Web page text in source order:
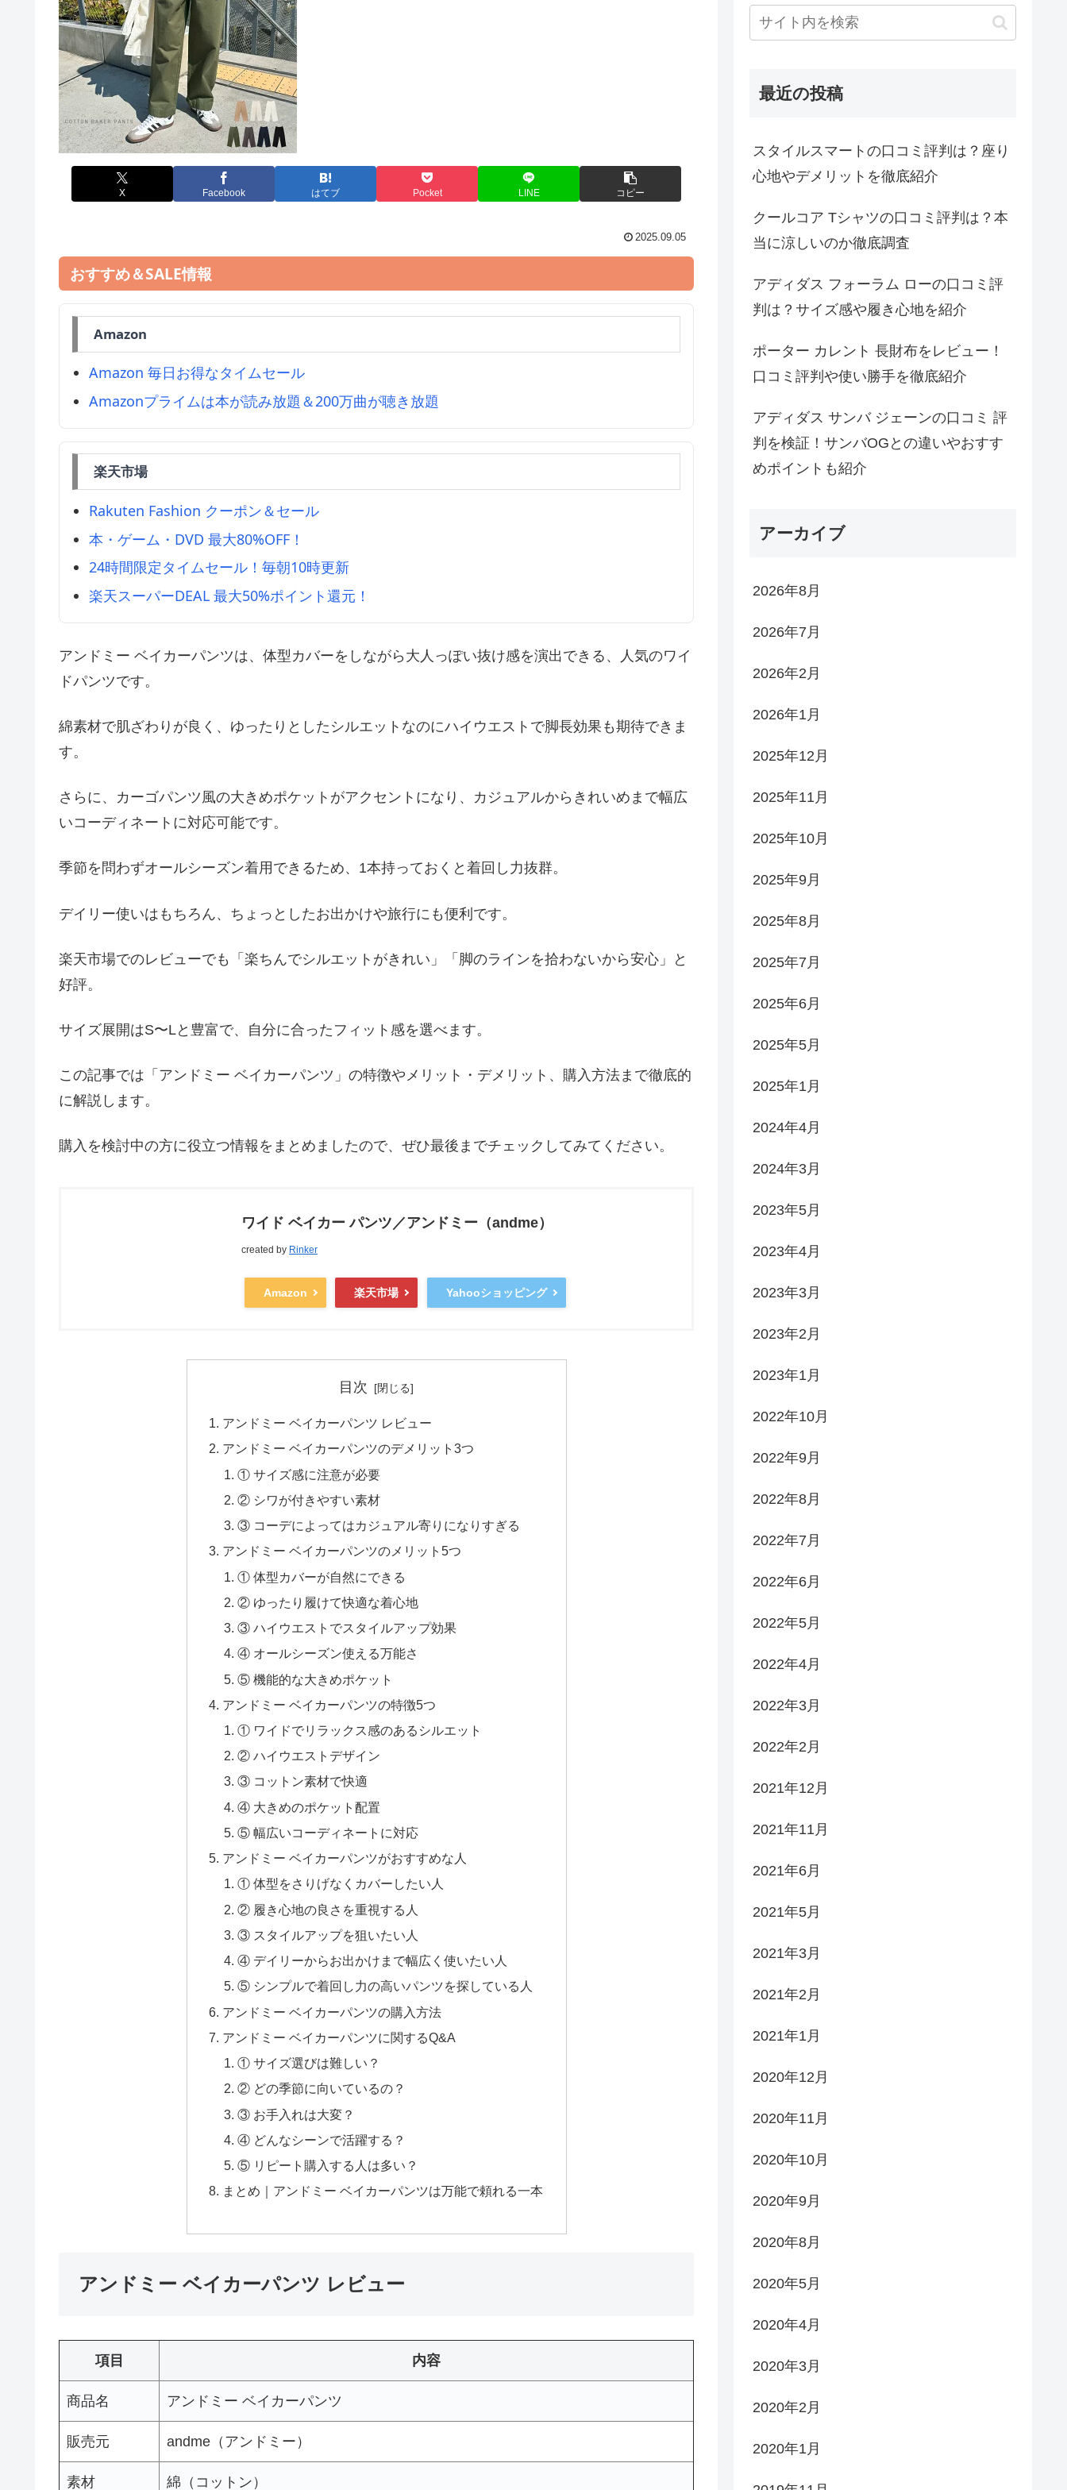
X Facebook はてブ Pocket LINE コピー
2025.09.05
おすすめ＆SALE情報
Amazon
Amazon 毎日お得なタイムセール
Amazonプライムは本が読み放題＆200万曲が聴き放題
楽天市場
Rakuten Fashion クーポン＆セール
本・ゲーム・DVD 最大80%OFF！
24時間限定タイムセール！毎朝10時更新
楽天スーパーDEAL 最大50%ポイント還元！
アンドミー ベイカーパンツは、体型カバーをしながら大人っぽい抜け感を演出できる、人気のワイ
ドパンツです。
綿素材で肌ざわりが良く、ゆったりとしたシルエットなのにハイウエストで脚長効果も期待できま
す。
さらに、カーゴパンツ風の大きめポケットがアクセントになり、カジュアルからきれいめまで幅広
いコーディネートに対応可能です。
季節を問わずオールシーズン着用できるため、1本持っておくと着回し力抜群。
デイリー使いはもちろん、ちょっとしたお出かけや旅行にも便利です。
楽天市場でのレビューでも「楽ちんでシルエットがきれい」「脚のラインを拾わないから安心」と
好評。
サイズ展開はS〜Lと豊富で、自分に合ったフィット感を選べます。
この記事では「アンドミー ベイカーパンツ」の特徴やメリット・デメリット、購入方法まで徹底的
に解説します。
購入を検討中の方に役立つ情報をまとめましたので、ぜひ最後までチェックしてみてください。
ワイド ベイカー パンツ／アンドミー（andme）
created by Rinker
Amazon 楽天市場 Yahooショッピング
目次
アンドミー ベイカーパンツ レビュー
アンドミー ベイカーパンツのデメリット3つ
① サイズ感に注意が必要
② シワが付きやすい素材
③ コーデによってはカジュアル寄りになりすぎる
アンドミー ベイカーパンツのメリット5つ
① 体型カバーが自然にできる
② ゆったり履けて快適な着心地
③ ハイウエストでスタイルアップ効果
④ オールシーズン使える万能さ
⑤ 機能的な大きめポケット
アンドミー ベイカーパンツの特徴5つ
① ワイドでリラックス感のあるシルエット
② ハイウエストデザイン
③ コットン素材で快適
④ 大きめのポケット配置
⑤ 幅広いコーディネートに対応
アンドミー ベイカーパンツがおすすめな人
① 体型をさりげなくカバーしたい人
② 履き心地の良さを重視する人
③ スタイルアップを狙いたい人
④ デイリーからお出かけまで幅広く使いたい人
⑤ シンプルで着回し力の高いパンツを探している人
アンドミー ベイカーパンツの購入方法
アンドミー ベイカーパンツに関するQ&A
① サイズ選びは難しい？
② どの季節に向いているの？
③ お手入れは大変？
④ どんなシーンで活躍する？
⑤ リピート購入する人は多い？
まとめ｜アンドミー ベイカーパンツは万能で頼れる一本
アンドミー ベイカーパンツ レビュー
項目 内容
商品名 アンドミー ベイカーパンツ
販売元 andme（アンドミー）
素材 綿（コットン）
最近の投稿
スタイルスマートの口コミ評判は？座り
心地やデメリットを徹底紹介
クールコア Tシャツの口コミ評判は？本
当に涼しいのか徹底調査
アディダス フォーラム ローの口コミ評
判は？サイズ感や履き心地を紹介
ポーター カレント 長財布をレビュー！
口コミ評判や使い勝手を徹底紹介
アディダス サンバ ジェーンの口コミ 評
判を検証！サンバOGとの違いやおすす
めポイントも紹介
アーカイブ
2026年8月
2026年7月
2026年2月
2026年1月
2025年12月
2025年11月
2025年10月
2025年9月
2025年8月
2025年7月
2025年6月
2025年5月
2025年1月
2024年4月
2024年3月
2023年5月
2023年4月
2023年3月
2023年2月
2023年1月
2022年10月
2022年9月
2022年8月
2022年7月
2022年6月
2022年5月
2022年4月
2022年3月
2022年2月
2021年12月
2021年11月
2021年6月
2021年5月
2021年3月
2021年2月
2021年1月
2020年12月
2020年11月
2020年10月
2020年9月
2020年8月
2020年5月
2020年4月
2020年3月
2020年2月
2020年1月